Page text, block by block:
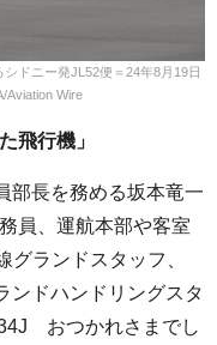
ドニー発JL52便＝24年8月19日
Aviation Wire
飛行機」
長を務める坂本竜一
員、運航本部や客室
ランドスタッフ、
ンドハンドリングスタ
おつかれさまでし